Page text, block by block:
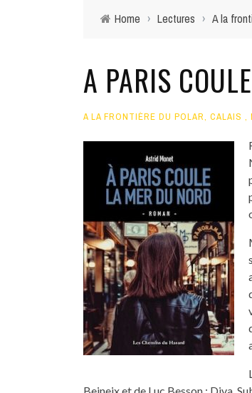
Home › Lectures › A la
A PARIS
A LA FRONTIÈRE DU POLAR, CALAIS ,